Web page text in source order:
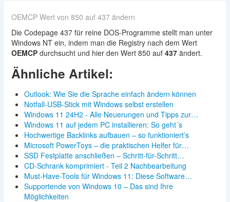
OEMCP Wert von 850 auf 437 ändern
Die Codepage 437 für reine DOS-Programme stellt man unter
Windows NT ein, indem man die Registry nach dem Wert
OEMCPdurchsucht und hier den Wert 850 auf 437ändert.
Ähnliche Artikel:
Outlook: Wie Sie die Sprache einfach ändern können
Notfall-USB-Stick mit Windows selbst erstellen
Windows 11 24H2 - Alle Neuerungen und Tipps zur…
Windows 11 auf jedem PC installieren: So geht´s
Hochwertige Backlinks aufbauen – so funktioniert’s
Microsoft PowerToys – die praktischen Helfer für…
SSD Festplatte anschließen – Schritt-für-Schritt…
CD-Schrank komprimiert - Teil 2 Nachbearbeitung
Must-Have-Tools für Windows 11: Diese Software…
Supportende von Windows 10 – Das sind Ihre
Möglichkeiten